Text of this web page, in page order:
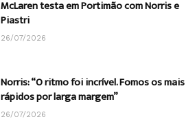
McLaren testa em Portimão com Norris e
Piastri
26/07/2026
Norris: “O ritmo foi incrível. Fomos os mais
rápidos por larga margem”
26/07/2026